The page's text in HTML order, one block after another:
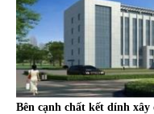
Bên cạnh chất kết dính